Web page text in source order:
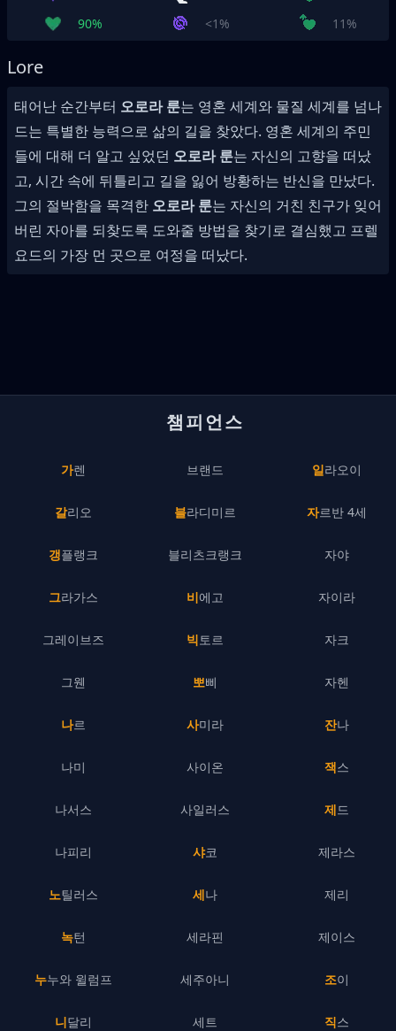
90%
<1% 11%
Lore
태어난 순간부터 오로라 룬는 영혼 세계와 물질 세계를 넘나
드는 특별한 능력으로 삶의 길을 찾았다. 영혼 세계의 주민
들에 대해 더 알고 싶었던 오로라 룬는 자신의 고향을 떠났
고, 시간 속에 뒤틀리고 길을 잃어 방황하는 반신을 만났다.
그의 절박함을 목격한 오로라 룬는 자신의 거친 친구가 잊어
버린 자아를 되찾도록 도와줄 방법을 찾기로 결심했고 프렐
요드의 가장 먼 곳으로 여정을 떠났다.
챔피언스
가렌
갈리오
갱플랭크
그라가스
그레이브즈
그웬
나르
나미
나서스
나피리
노틸러스
녹턴
누누와 윌럼프
니달리
브랜드
블라디미르
블리츠크랭크
비에고
빅토르
뽀삐
사미라
사이온
사일러스
샤코
세나
세라핀
세주아니
세트
일라오이
자르반 4세
자야
자이라
자크
자헨
잔나
잭스
제드
제라스
제리
제이스
조이
직스